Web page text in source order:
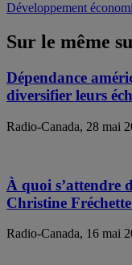
Développement
Sur le même
Dépendance
diversifier leurs
Radio-Canada, 28 mai
À quoi s’attendre
Christine
Radio-Canada, 16 mai